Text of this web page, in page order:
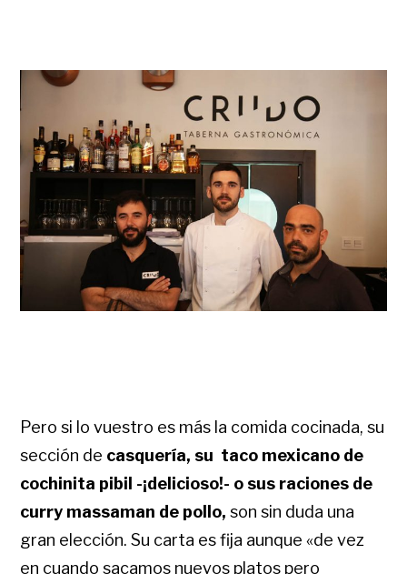
Pero si lo vuestro es más la comida cocinada, su
sección de casquería, su taco mexicano de
cochinita pibil -¡delicioso!- o sus raciones de
curry massaman de pollo, son sin duda una
gran elección. Su carta es fija aunque «de vez
en cuando sacamos nuevos platos pero